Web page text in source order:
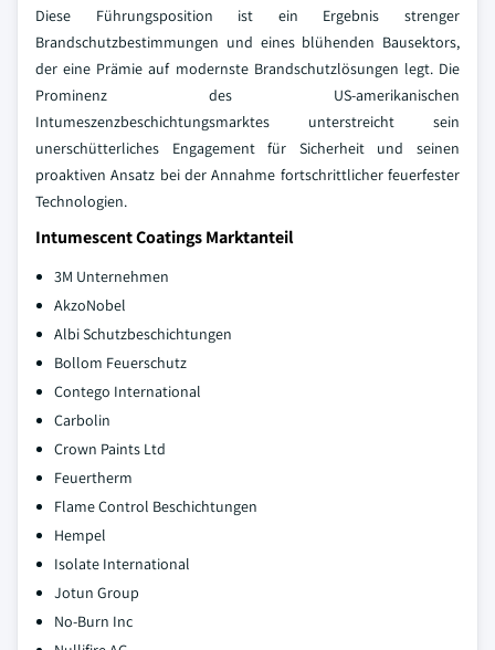
Diese Führungsposition ist ein Ergebnis strenger
Brandschutzbestimmungen und eines blühenden Bausektors,
der eine Prämie auf modernste Brandschutzlösungen legt. Die
Prominenz des US-amerikanischen
Intumeszenzbeschichtungsmarktes unterstreicht sein
unerschütterliches Engagement für Sicherheit und seinen
proaktiven Ansatz bei der Annahme fortschrittlicher feuerfester
Technologien.
Intumescent Coatings Marktanteil
3M Unternehmen
AkzoNobel
Albi Schutzbeschichtungen
Bollom Feuerschutz
Contego International
Carbolin
Crown Paints Ltd
Feuertherm
Flame Control Beschichtungen
Hempel
Isolate International
Jotun Group
No-Burn Inc